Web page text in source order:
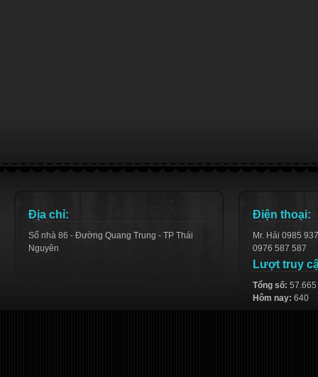
Địa chỉ:
Số nhà 86 - Đường Quang Trung - TP Thái
Nguyên
Điện thoại:
Mr. Hải 0985
0976 587 587
Lượt truy
Tổng số: 57.665
Hôm nay: 640